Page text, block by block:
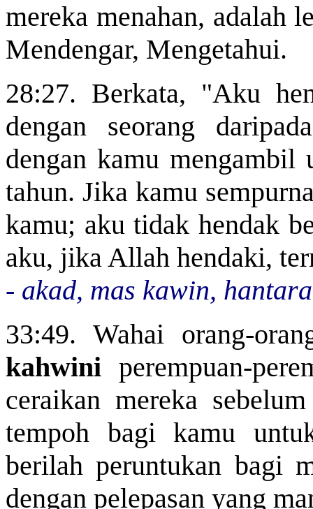
mereka menahan, adalah
Mendengar, Mengetahui.
28:27. Berkata, "Aku
dengan seorang
dengan kamu mengambil
tahun. Jika kamu
kamu; aku tidak hendak
aku, jika Allah hendaki,
- akad, mas kawin,
33:49. Wahai orang-
kahwini perempuan-
ceraikan mereka
tempoh bagi kamu
berilahperuntukan bagi
dengan pelepasan yang